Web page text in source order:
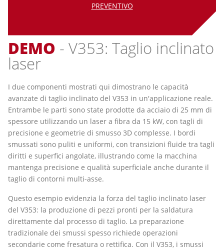
PREVENTIVO
DEMO - V353: Taglio inclinato
laser
I due componenti mostrati qui dimostrano le capacità
avanzate di taglio inclinato del V353 in un'applicazione reale.
Entrambe le parti sono state prodotte da acciaio di 25 mm di
spessore utilizzando un laser a fibra da 15 kW, con tagli di
precisione e geometrie di smusso 3D complesse. I bordi
smussati sono puliti e uniformi, con transizioni fluide tra tagli
diritti e superfici angolate, illustrando come la macchina
mantenga precisione e qualità superficiale anche durante il
taglio di contorni multi-asse.
Questo esempio evidenzia la forza del taglio inclinato laser
del V353: la produzione di pezzi pronti per la saldatura
direttamente dal processo di taglio. La preparazione
tradizionale dei smussi spesso richiede operazioni
secondarie come fresatura o rettifica. Con il V353, i smussi